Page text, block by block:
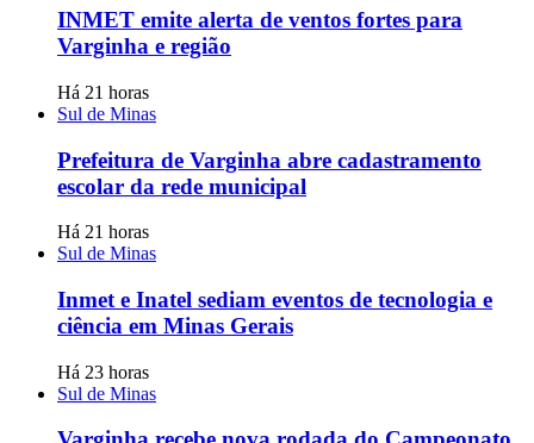
INMET emite alerta de ventos fortes para
Varginha e região
Há 21 horas
Sul de Minas
Prefeitura de Varginha abre cadastramento
escolar da rede municipal
Há 21 horas
Sul de Minas
Inmet e Inatel sediam eventos de tecnologia e
ciência em Minas Gerais
Há 23 horas
Sul de Minas